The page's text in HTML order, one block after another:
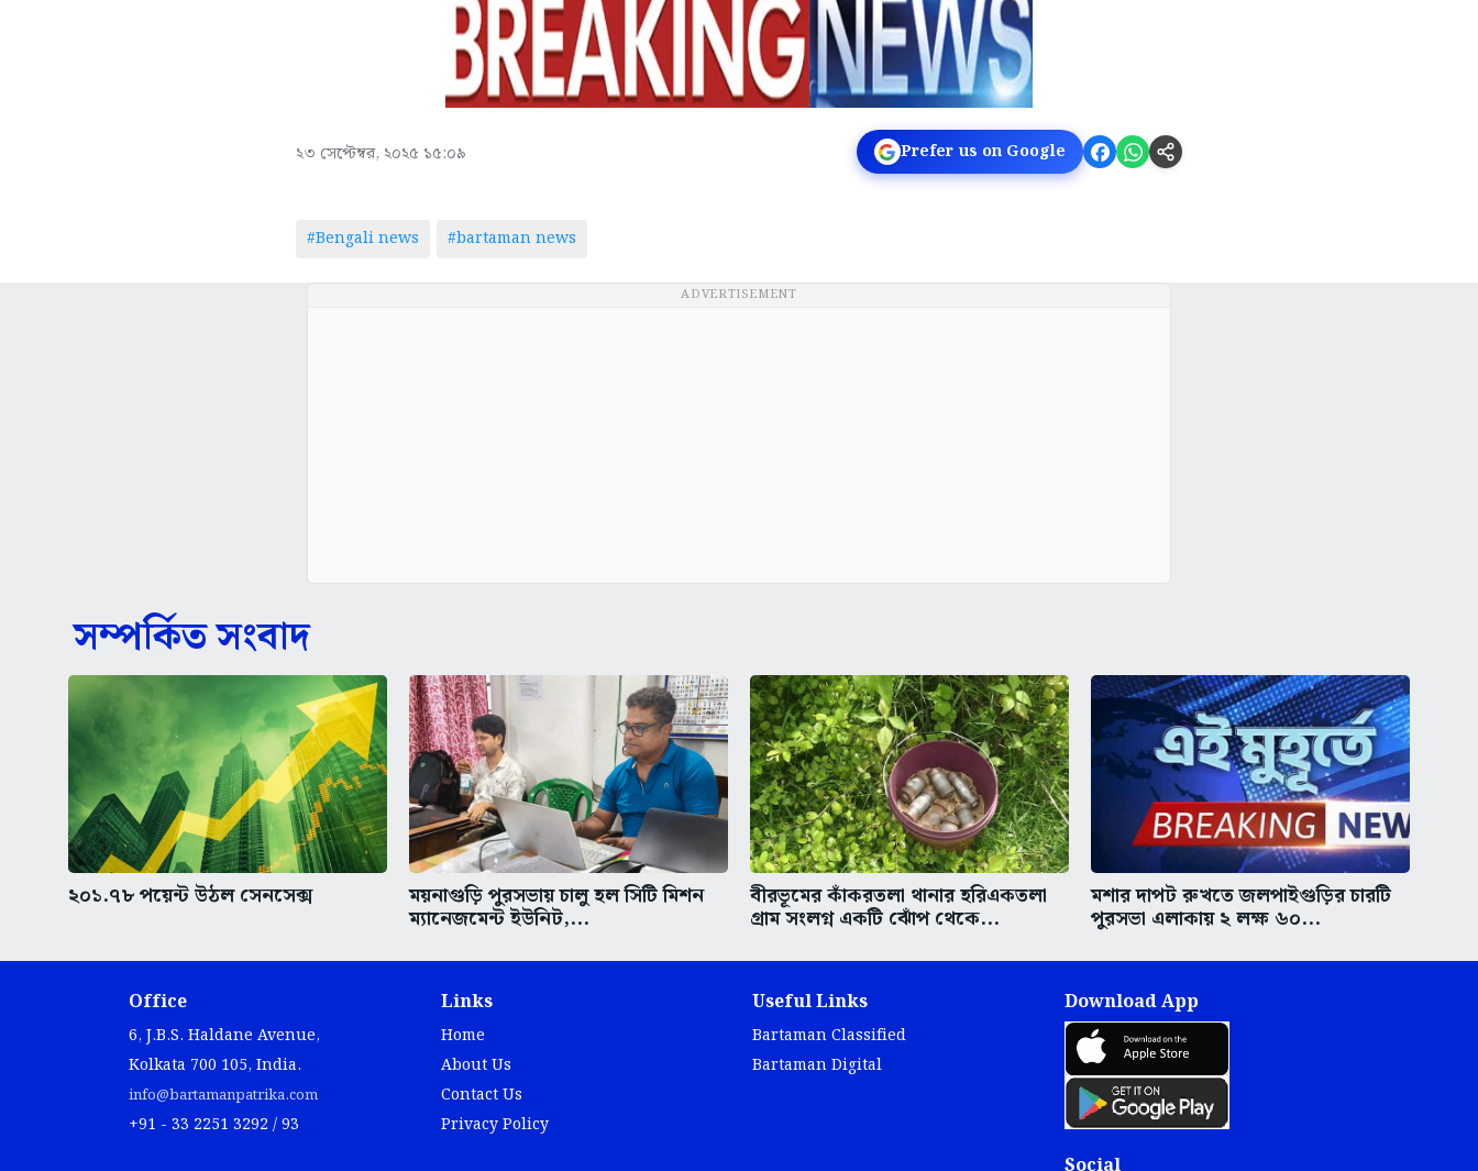
২৩ সেপ্টেম্বর, ২০২৫ ১৫:০৯ Prefer us on Google
#Bengali news #bartaman news
ADVERTISEMENT
সম্পর্কিত সংবাদ
২০১.৭৮ পয়েন্ট উঠল সেনসেক্স ময়নাগুড়ি পুরসভায় চালু হল সিটি মিশন
ম্যানেজমেন্ট ইউনিট,...
বীরভূমের কাঁকরতলা থানার হরিএকতলা
গ্রাম সংলগ্ন একটি ঝোঁপ থেকে...
মশার দাপট রুখতে জলপাইগুড়ির চারটি
পুরসভা এলাকায় ২ লক্ষ ৬০...
Office
6, J.B.S. Haldane Avenue,
Kolkata 700 105, India.
info@bartamanpatrika.com
+91 - 33 2251 3292 / 93
Links
Home
About Us
Contact Us
Privacy Policy
Useful Links
Bartaman Classified
Bartaman Digital
Download App